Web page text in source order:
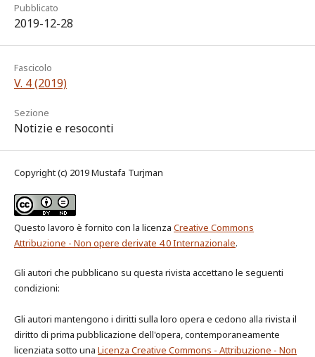
Pubblicato
2019-12-28
Fascicolo
V. 4 (2019)
Sezione
Notizie e resoconti
Copyright (c) 2019 Mustafa Turjman
Questo lavoro è fornito con la licenza Creative Commons
Attribuzione - Non opere derivate 4.0 Internazionale.
Gli autori che pubblicano su questa rivista accettano le seguenti
condizioni:
Gli autori mantengono i diritti sulla loro opera e cedono alla rivista il
diritto di prima pubblicazione dell'opera, contemporaneamente
licenziata sotto una Licenza Creative Commons - Attribuzione - Non